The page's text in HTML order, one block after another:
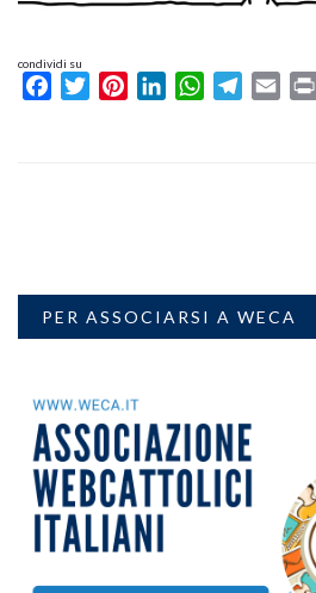
condividi su
FacebookTwitterPinterestLinkedInWhatsAppTelegram
Email
PER ASSOCIARSI A WECA